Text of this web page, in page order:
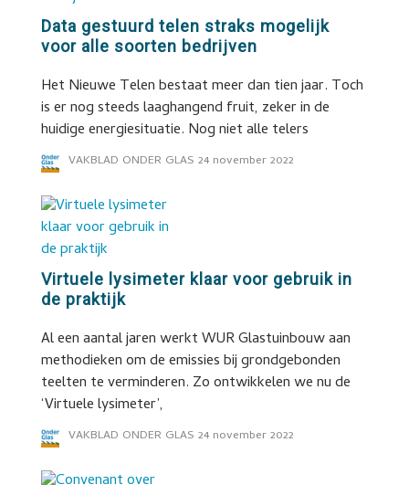
Data gestuurd telen straks mogelijk
voor alle soorten bedrijven
Het Nieuwe Telen bestaat meer dan tien jaar. Toch
is er nog steeds laaghangend fruit, zeker in de
huidige energiesituatie. Nog niet alle telers
VAKBLAD ONDER GLAS 24 november 2022
Virtuele lysimeter klaar voor gebruik in
de praktijk
Al een aantal jaren werkt WUR Glastuinbouw aan
methodieken om de emissies bij grondgebonden
teelten te verminderen. Zo ontwikkelen we nu de
‘Virtuele lysimeter’,
VAKBLAD ONDER GLAS 24 november 2022